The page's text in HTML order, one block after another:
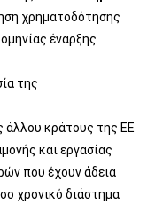
χρηματοδότησης
έναρξης
της
άλλου κράτους της ΕΕ
και εργασίας
που έχουν άδεια
χρονικό διάστημα